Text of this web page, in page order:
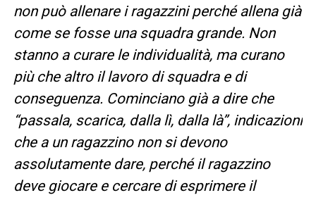
non può allenare i ragazzini perché allena già
come se fosse una squadra grande. Non
stanno a curare le individualità, ma curano
più che altro il lavoro di squadra e di
conseguenza. Cominciano già a dire che
“passala, scarica, dalla lì, dalla là”, indicazioni
che a un ragazzino non si devono
assolutamente dare, perché il ragazzino
deve giocare e cercare di esprimere il